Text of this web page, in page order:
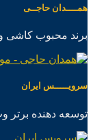
همــــدان حاجــی
برند محبوب کاشی
سرویـــــس ایران
توسعه دهنده برتر